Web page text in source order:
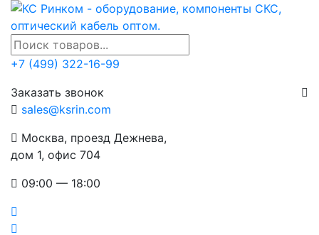
+7 (499) 322-16-99
Заказать звонок
sales@ksrin.com
Москва, проезд Дежнева,
дом 1, офис 704
09:00 — 18:00